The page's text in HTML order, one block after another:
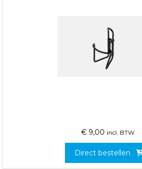
€ 9,00 incl. BTW
Direct bestellen